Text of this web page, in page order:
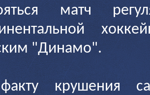
матч
"Динамо".
крушения